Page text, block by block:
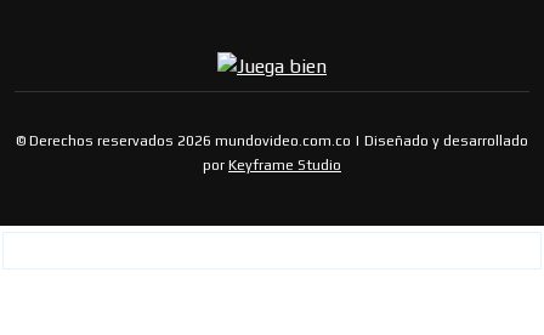
© Derechos reservados 2026 mundovideo.com.co | Diseñado y desarrollado
por Keyframe Studio